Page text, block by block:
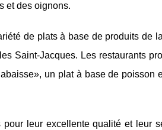
et des oignons.
de plats à base de produits de
Saint-Jacques. Les restaurants
un plat à base de poisson
leur excellente qualité et leur